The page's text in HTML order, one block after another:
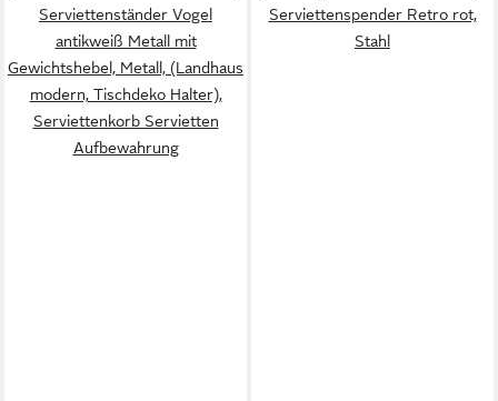
Serviettenständer Vogel
antikweiß Metall mit
Gewichtshebel, Metall, (Landhaus
modern, Tischdeko Halter),
Serviettenkorb Servietten
Aufbewahrung
Serviettenspender Retro rot,
Stahl